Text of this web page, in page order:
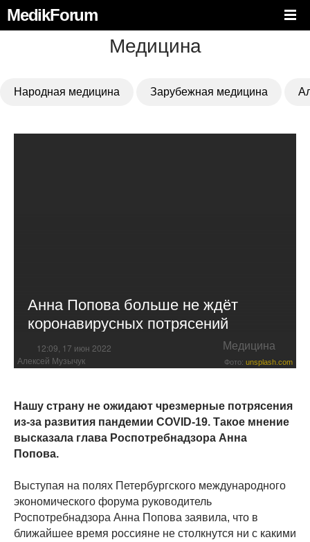
MedikForum
Медицина
Народная медицина Зарубежная медицина
Анна Попова больше не ждёт
коронавирусных потрясений
12:09, 17 июн 2022 Медицина
Алексей Музычук Фото: unsplash.com
Нашу страну не ожидают чрезмерные потрясения
из-за развития пандемии COVID-19. Такое мнение
высказала глава Роспотребнадзора Анна
Попова.
Выступая на полях Петербургского международного
экономического форума руководитель
Роспотребнадзора Анна Попова заявила, что в
ближайшее время россияне не столкнутся ни с какими